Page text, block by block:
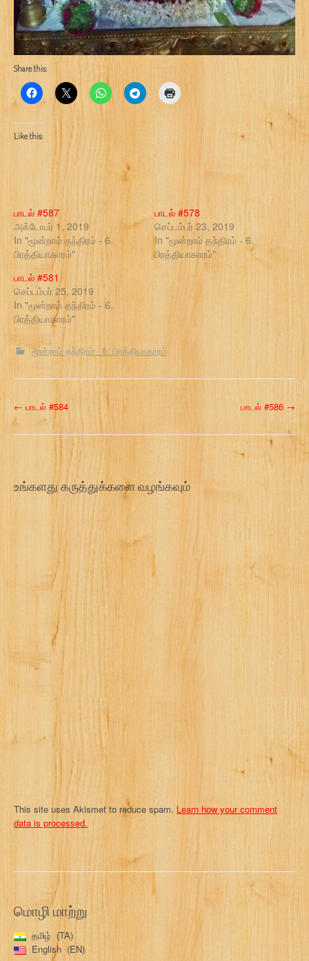
Share this:
Like this:
பாடல் #587
அக்டோபர் 1, 2019
In "மூன்றாம் தந்திரம் - 6.
பிரத்தியாகாரம்"
பாடல் #578
செப்டம்பர் 23, 2019
In "மூன்றாம் தந்திரம் - 6.
பிரத்தியாகாரம்"
பாடல் #581
செப்டம்பர் 25, 2019
In "மூன்றாம் தந்திரம் - 6.
பிரத்தியாகாரம்"
மூன்றாம் தந்திரம் - 6. பிரத்தியாகாரம்
P
o
t
t
n
← பாடல் #584 பாடல் #586 →
உங்களது கருத்துக்களை வழங்கவும்
This site uses Akismet to reduce spam. Learn how your comment
data is processed.
மொழி மாற்று
தமிழ்
TA
English
EN